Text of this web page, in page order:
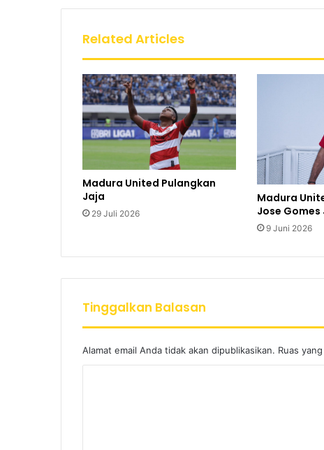
Related Articles
Madura United Pulangkan
Jaja
29 Juli 2026
Madura
Jose
9 Juni 2026
Tinggalkan Balasan
Alamat email Anda tidak akan dipublikasikan. Ruas